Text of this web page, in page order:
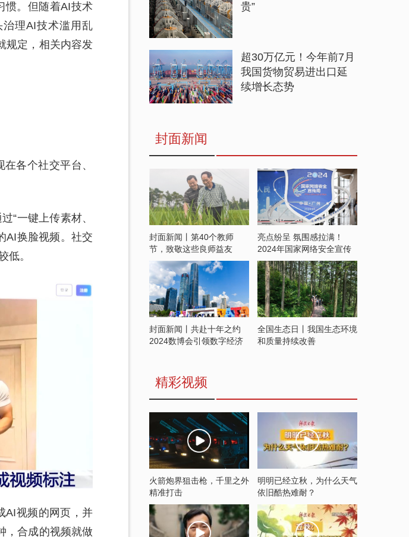
惯。但随着AI技术
理AI技术滥用乱
规定，相关内容发
各个社交平台、
“一键上传素材、
AI换脸视频。社交
低。
AI视频的网页，并
，合成的视频就做
贵”
超30万亿元！今年前7月
我国货物贸易进出口延
续增长态势
封面新闻
封面新闻丨第40个教师
节，致敬这些良师益友
亮点纷呈 氛围感拉满！
2024年国家网络安全宣传
周开启
封面新闻丨共赴十年之约
2024数博会引领数字经济
全国生态日丨我国生态环境
和质量持续改善
精彩视频
火箭炮界狙击枪，千里之外
精准打击
明明已经立秋，为什么天气
依旧酷热难耐？